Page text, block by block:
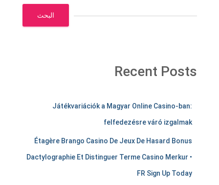
البحث
Recent Posts
e
c
h
Játékvariációk a Magyar Online Casino-ban:
felfedezésre váró izgalmak
Étagère Brango Casino De Jeux De Hasard Bonus
Dactylographie Et Distinguer Terme Casino Merkur •
FR Sign Up Today